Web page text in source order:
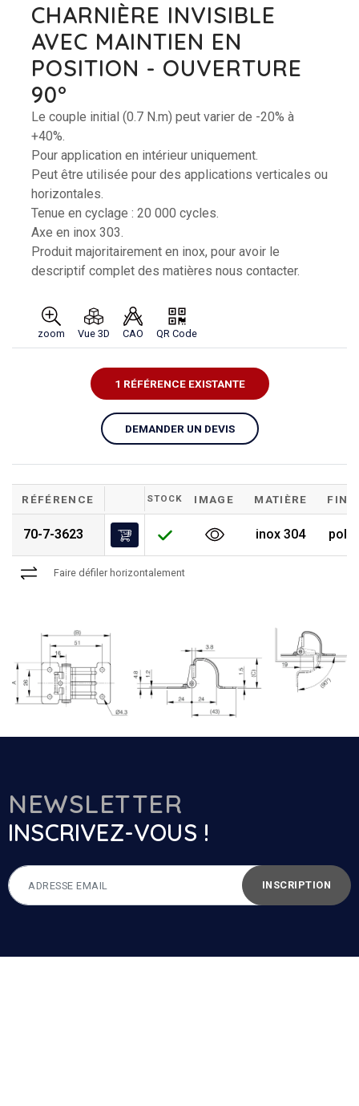
CHARNIÈRE INVISIBLE
AVEC MAINTIEN EN
POSITION - OUVERTURE
90°
Le couple initial (0.7 N.m) peut varier de -20% à
+40%.
Pour application en intérieur uniquement.
Peut être utilisée pour des applications verticales ou
horizontales.
Tenue en cyclage : 20 000 cycles.
Axe en inox 303.
Produit majoritairement en inox, pour avoir le
descriptif complet des matières nous contacter.
zoom Vue 3D CAO QR Code
1 RÉFÉRENCE EXISTANTE
DEMANDER UN DEVIS
RÉFÉRENCE STOCK IMAGE MATIÈRE
70-7-3623 inox 304 poli
Faire défiler horizontalement
NEWSLETTER
INSCRIVEZ-VOUS !
INSCRIPTION